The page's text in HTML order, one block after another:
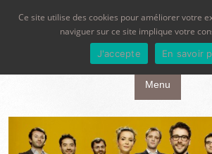
Menu
Aller
Ce site utilise des cookies pour améliorer votre
naviguer sur ce site implique votre
J'accepte En savoir